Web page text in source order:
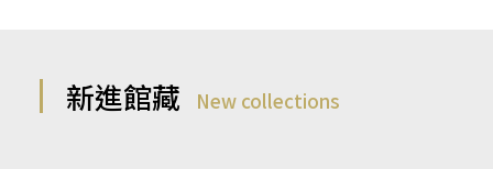
新進館藏 New collections